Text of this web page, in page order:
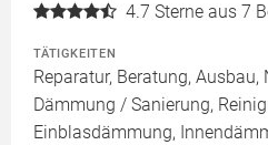
4.7 Sterne aus 7
TÄTIGKEITEN
Reparatur, Beratung, Ausbau,
Dämmung / Sanierung,
Einblasdämmung,